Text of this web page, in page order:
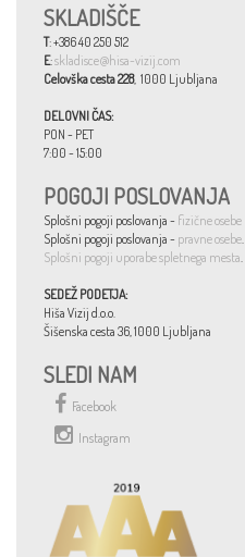
SKLADIŠČE
T: +386 40 250 512
E:skladisce@hisa-vizij.com
Celovška cesta 228, 1000 Ljubljana
DELOVNI ČAS:
PON - PET
7:00 - 15:00
POGOJI POSLOVANJA
Splošni pogoji poslovanja - fizične osebe
Splošni pogoji poslovanja - pravne osebe.
Splošni pogoji uporabe spletnega mesta.
SEDEŽ PODETJA:
Hiša Vizij d.o.o.
Šišenska cesta 36, 1000 Ljubljana
SLEDI NAM
Facebook
Instagram